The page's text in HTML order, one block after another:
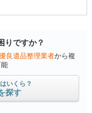
りですか？
良遺品整理業者から複
いくら？
探す